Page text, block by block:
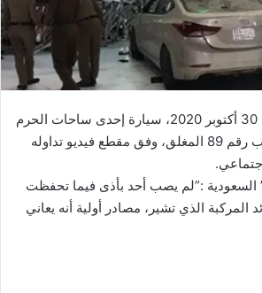
اقتحمت أمس، الجمعة 30 أكتوبر 2020، سيارة إحدى ساحات الحرم
المكي، وارتطمت بالباب رقم 89 المغلق، وفق مقطع فيديو تداوله
السعودية :”لم يصب أحد بأذى فيما تحفظت
المركبة الذي تشير، مصادر أولية أنه يعاني